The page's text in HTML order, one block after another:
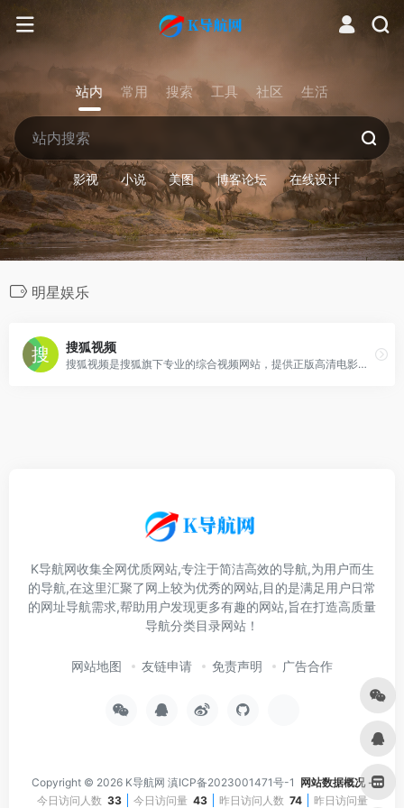
站内 常用 搜索 工具 社区 生活
影视 小说 美图 博客论坛 在线设计
明星娱乐
搜狐视频
搜狐视频是搜狐旗下专业的综合视频网站，提供正版高清电影、电视剧、综艺、纪录片、动漫等。网罗最新最热新闻、娱乐资讯，同时提供免费视频空间和视频分享服务。
K导航网收集全网优质网站,专注于简洁高效的导航,为用户而生
的导航,在这里汇聚了网上较为优秀的网站,目的是满足用户日常
的网址导航需求,帮助用户发现更多有趣的网站,旨在打造高质量
导航分类目录网站！
网站地图 友链申请 免责声明 广告合作
Copyright © 2026 K导航网 滇ICP备2023001471号-1 网站数据概况 -
今日访问人数 33 今日访问量 43 昨日访问人数 74 昨日访问量